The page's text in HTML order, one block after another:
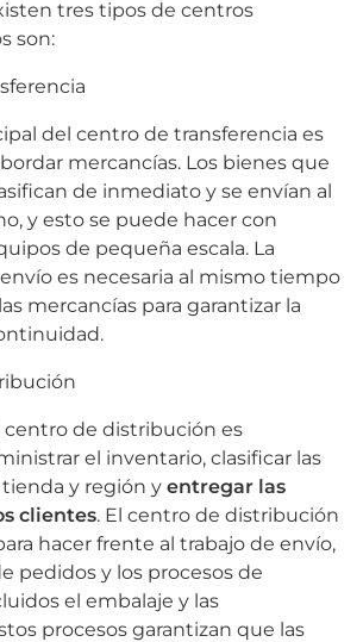
tres tipos de centros
son:
del centro de transferencia es
mercancías. Los bienes que
de inmediato y se envían al
y esto se puede hacer con
de pequeña escala. La
es necesaria al mismo tiempo
mercancías para garantizar la
centro de distribución es
el inventario, clasificar las
y región y entregar las
clientes. El centro de distribución
hacer frente al trabajo de envío,
pedidos y los procesos de
el embalaje y las
procesos garantizan que las